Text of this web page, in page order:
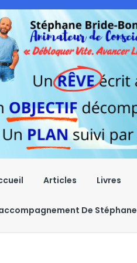
Articles Livres
De Stéphane